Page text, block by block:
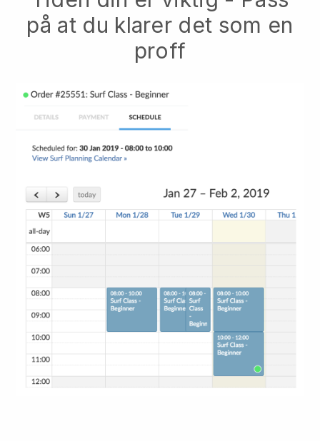
på at du klarer det som en
proff